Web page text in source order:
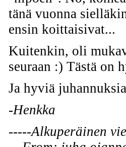
tänä vuonna
ensin koittaisivat...
Kuitenkin, oli
seuraan :) Tästä on
Ja hyviä
-Henkka
-----Alkuperäinen